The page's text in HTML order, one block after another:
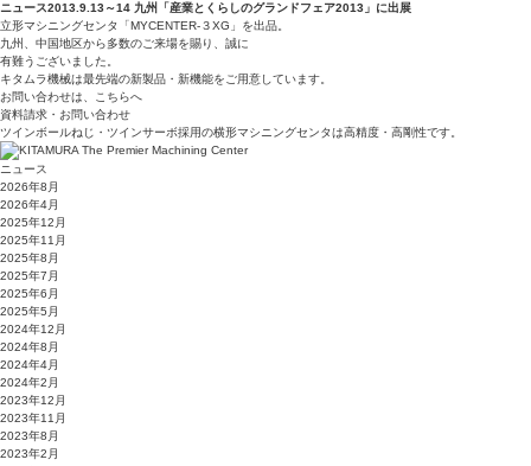
ニュース2013.9.13～14 九州「産業とくらしのグランドフェア2013」に出展
立形マシニングセンタ「MYCENTER-３XG」を出品。
九州、中国地区から多数のご来場を賜り、誠に
有難うございました。
キタムラ機械は最先端の新製品・新機能をご用意しています。
お問い合わせは、こちらへ
資料請求・お問い合わせ
ツインボールねじ・ツインサーボ採用の横形マシニングセンタは高精度・高剛性です。
ニュース
2026年8月
2026年4月
2025年12月
2025年11月
2025年8月
2025年7月
2025年6月
2025年5月
2024年12月
2024年8月
2024年4月
2024年2月
2023年12月
2023年11月
2023年8月
2023年2月